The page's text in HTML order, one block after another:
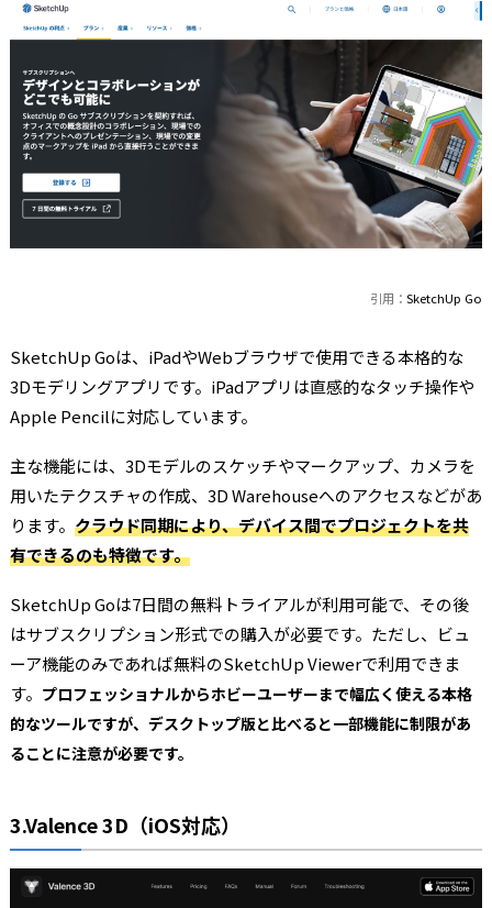
引用：SketchUp Go
SketchUp Goは、iPadやWebブラウザで使用できる本格的な
3Dモデリングアプリです。iPadアプリは直感的なタッチ操作や
Apple Pencilに対応しています。
主な機能には、3Dモデルのスケッチやマークアップ、カメラを
用いたテクスチャの作成、3D Warehouseへのアクセスなどがあ
ります。 クラウド同期により、デバイス間でプロジェクトを共
有できるのも特徴です。
SketchUp Goは7日間の無料トライアルが利用可能で、その後
はサブスクリプション形式での購入が必要です。ただし、ビュ
ーア機能のみであれば無料のSketchUp Viewerで利用できま
す。 プロフェッショナルからホビーユーザーまで幅広く使える本格
的なツールですが、デスクトップ版と比べると一部機能に制限があ
ることに注意が必要です。
3.Valence 3D（iOS対応）